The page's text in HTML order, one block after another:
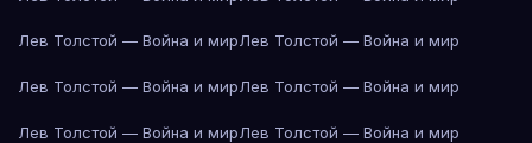
Лев Толстой — Война и мирЛев Толстой — Война и мир
Лев Толстой — Война и мирЛев Толстой — Война и мир
Лев Толстой — Война и мирЛев Толстой — Война и мир